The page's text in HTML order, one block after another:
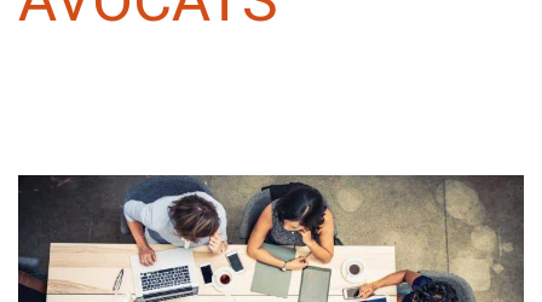
FR